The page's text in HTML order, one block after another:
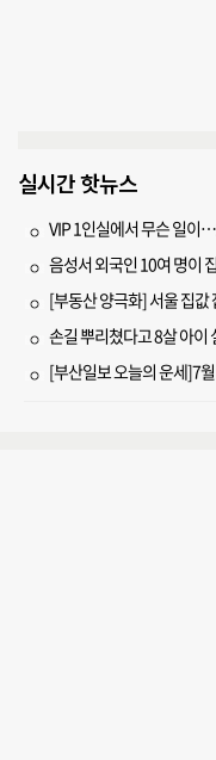
실시간 핫뉴스
VIP 1인실에서 무슨 일이
음성서 외국인 10여 명이
[부동산 양극화] 서울 집
손길 뿌리쳤다고 8살 아이
[부산일보 오늘의 운세]7